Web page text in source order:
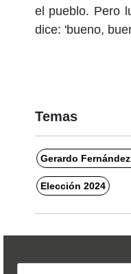
el pueblo. Pero
dice: 'bueno,
Temas
Gerardo
Elección 2024